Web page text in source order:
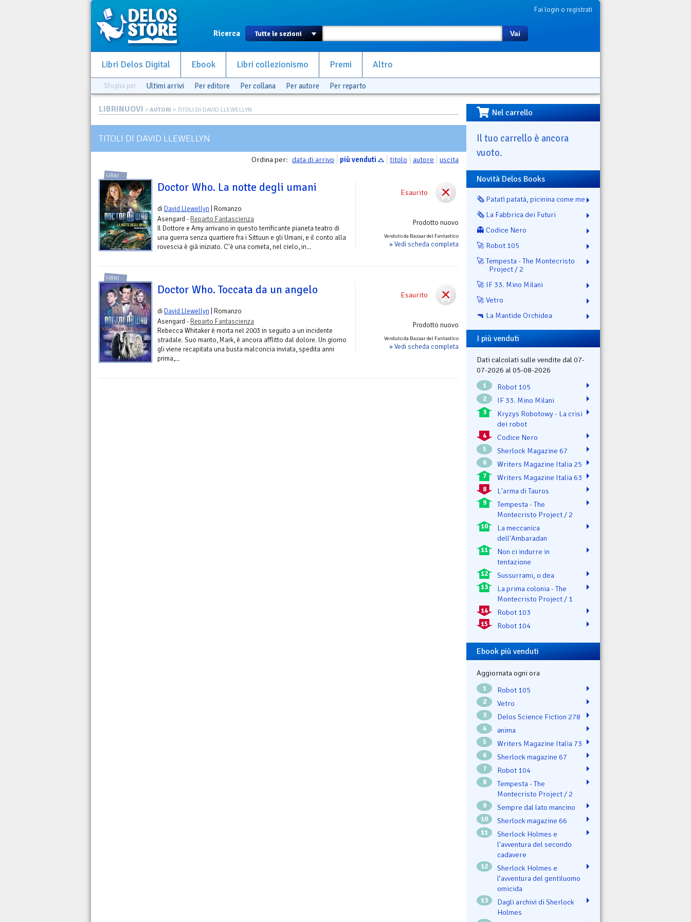
Fai login o registrati
Ricerca Vai
Libri Delos Digital Ebook Libri collezionismo Premi Altro
Sfoglia per Ultimi arrivi Per editore Per collana Per autore Per reparto
LIBRINUOVI > AUTORI > TITOLI DI DAVID LLEWELLYN
TITOLI DI DAVID LLEWELLYN
Ordina per: data di arrivo più venduti titolo autore uscita
Esaurito
Prodotto nuovo
Venduto da Bazaar del Fantastico
» Vedi scheda completa
LIBRI
Doctor Who. La notte degli umani
di David Llewellyn | Romanzo
Asengard - Reparto Fantascienza
Il Dottore e Amy arrivano in questo terrificante pianeta teatro di
una guerra senza quartiere fra i Sittuun e gli Umani, e il conto alla
rovescia è già iniziato. C'è una cometa, nel cielo, in...
Esaurito
Prodotto nuovo
Venduto da Bazaar del Fantastico
» Vedi scheda completa
LIBRI
Doctor Who. Toccata da un angelo
di David Llewellyn | Romanzo
Asengard - Reparto Fantascienza
Rebecca Whitaker è morta nel 2003 in seguito a un incidente
stradale. Suo marito, Mark, è ancora afflitto dal dolore. Un giorno
gli viene recapitata una busta malconcia inviata, spedita anni
prima,...
Nel carrello
Il tuo carrello è ancora
vuoto.
Novità Delos Books
🗞️ Patatì patatà, picinina come me
🗞️ La Fabbrica dei Futuri
👻 Codice Nero
🚀 Robot 105
🚀 Tempesta - The Montecristo
Project / 2
🚀 IF 33. Mino Milani
🚀 Vetro
🔫 La Mantide Orchidea
I più venduti
Dati calcolati sulle vendite dal 07-
07-2026 al 05-08-2026
1 Robot 105
2 IF 33. Mino Milani
3
Kryzys Robotowy - La crisi
dei robot
4 Codice Nero
5 Sherlock Magazine 67
6 Writers Magazine Italia 25
7 Writers Magazine Italia 63
8 L'arma di Tauros
9
Tempesta - The
Montecristo Project / 2
10
La meccanica
dell'Ambaradan
11
Non ci indurre in
tentazione
12 Sussurrami, o dea
13
La prima colonia - The
Montecristo Project / 1
14 Robot 103
15 Robot 104
Ebook più venduti
Aggiornata ogni ora
1 Robot 105
2 Vetro
3 Delos Science Fiction 278
4 ənima
5 Writers Magazine Italia 73
6 Sherlock magazine 67
7 Robot 104
8
Tempesta - The
Montecristo Project / 2
9 Sempre dal lato mancino
10 Sherlock magazine 66
11
Sherlock Holmes e
l'avventura del secondo
cadavere
12
Sherlock Holmes e
l’avventura del gentiluomo
omicida
13
Dagli archivi di Sherlock
Holmes